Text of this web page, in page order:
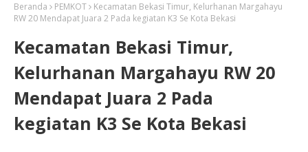
Beranda PEMKOT
Kecamatan Bekasi Timur, Kelurhanan Margahayu
RW 20 Mendapat Juara 2 Pada kegiatan K3 Se Kota Bekasi
Kecamatan Bekasi Timur,
Kelurhanan Margahayu RW 20
Mendapat Juara 2 Pada
kegiatan K3 Se Kota Bekasi